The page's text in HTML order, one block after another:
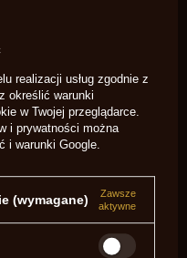
pytania?
OPINIĘ
realizacji usług zgodnie z
określić warunki
w Twojej przeglądarce.
i prywatności można
i warunki Google
(wymagane)
Zawsze
aktywne